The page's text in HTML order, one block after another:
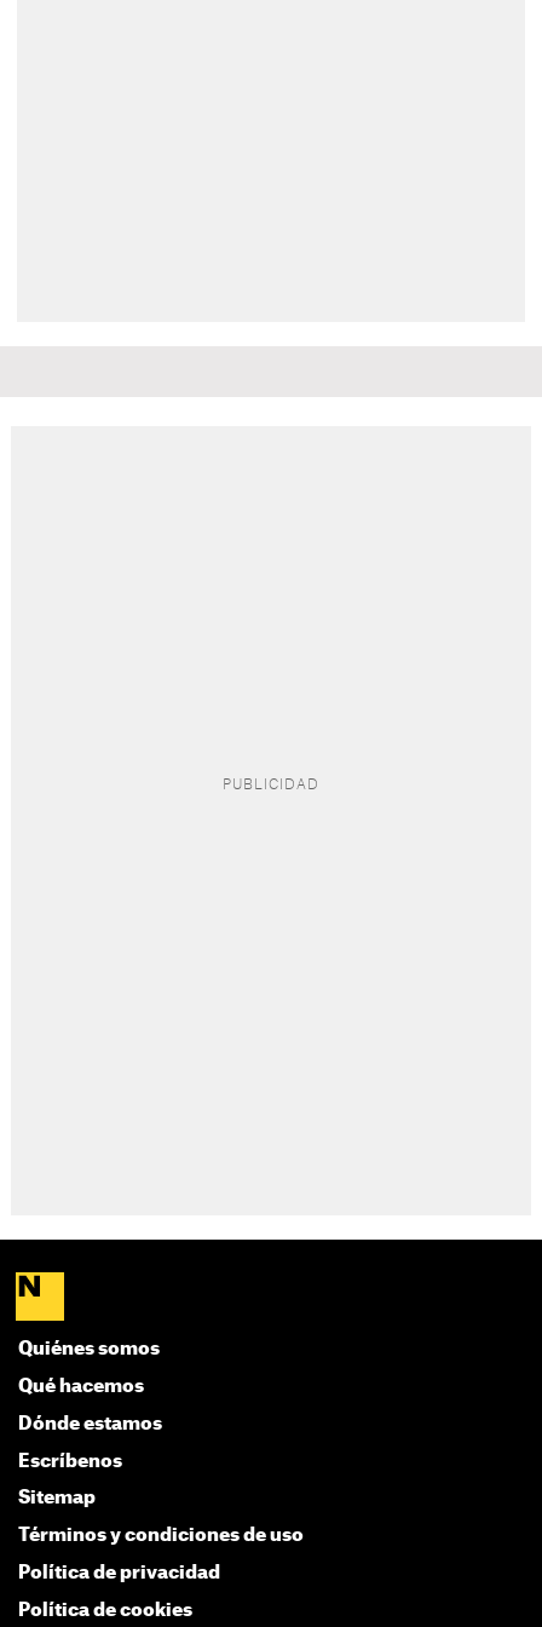
Quiénes somos
Qué hacemos
Dónde estamos
Escríbenos
Sitemap
Términos y condiciones de uso
Política de privacidad
Política de cookies